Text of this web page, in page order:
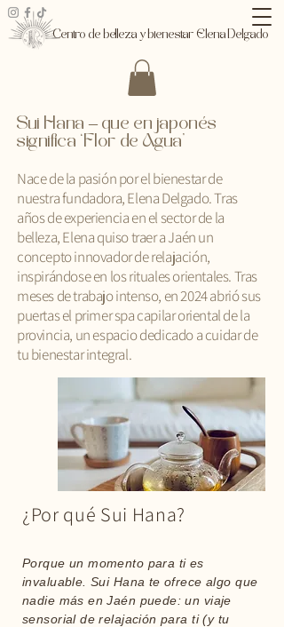
Centro de belleza y bienestar Elena Delgado
Sui Hana – que en japonés
significa ‘Flor de Agua’
Nace de la pasión por el bienestar de
nuestra fundadora, Elena Delgado. Tras
años de experiencia en el sector de la
belleza, Elena quiso traer a Jaén un
concepto innovador de relajación,
inspirándose en los rituales orientales. Tras
meses de trabajo intenso, en 2024 abrió sus
puertas el primer spa capilar oriental de la
provincia, un espacio dedicado a cuidar de
tu bienestar integral.
¿Por qué Sui Hana?
Porque un momento para ti es
invaluable. Sui Hana te ofrece algo que
nadie más en Jaén puede: un viaje
sensorial de relajación para ti (y tu